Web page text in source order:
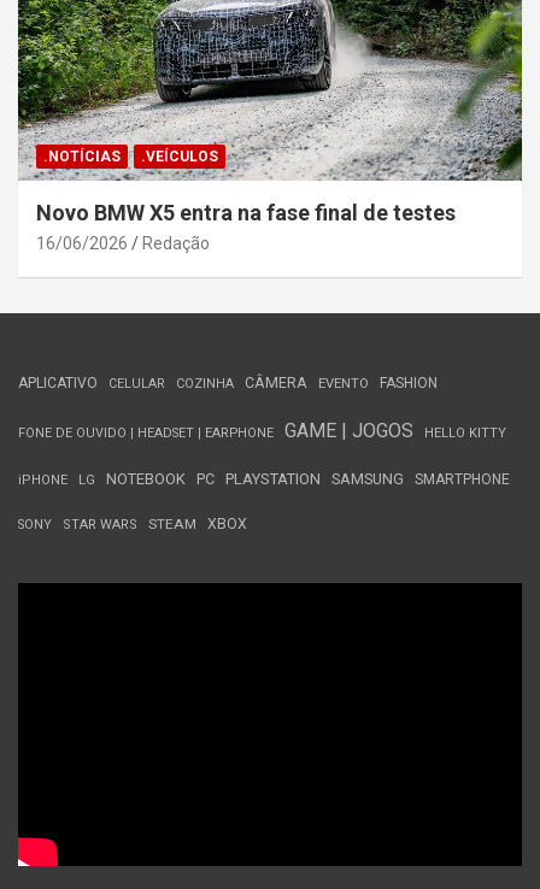
.NOTÍCIAS .VEÍCULOS
Novo BMW X5 entra na fase final de testes
16/06/2026 Redação
APLICATIVO CELULAR COZINHA CÂMERA EVENTO FASHION
FONE DE OUVIDO | HEADSET | EARPHONE GAME | JOGOS HELLO KITTY
iPHONE LG NOTEBOOK PC PLAYSTATION SAMSUNG SMARTPHONE
SONY STAR WARS STEAM XBOX